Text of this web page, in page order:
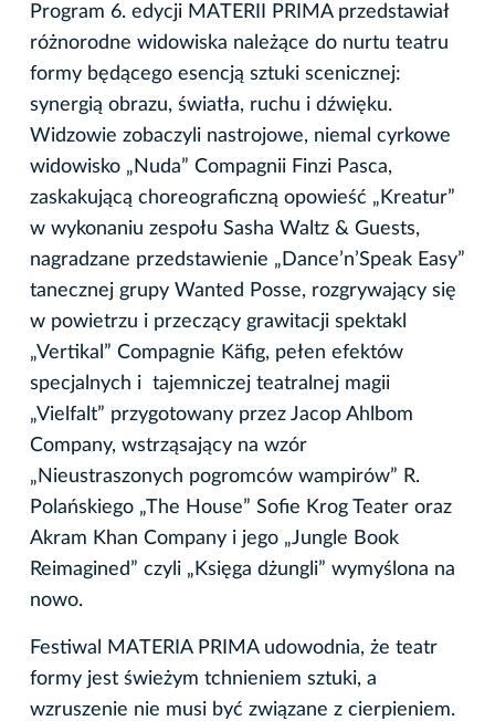
Program 6. edycji MATERII PRIMA przedstawiał
różnorodne widowiska należące do nurtu teatru
formy będącego esencją sztuki scenicznej:
synergią obrazu, światła, ruchu i dźwięku.
Widzowie zobaczyli nastrojowe, niemal cyrkowe
widowisko „Nuda” Compagnii Finzi Pasca,
zaskakującą choreograficzną opowieść „Kreatur”
w wykonaniu zespołu Sasha Waltz & Guests,
nagradzane przedstawienie „Dance’n’Speak Easy”
tanecznej grupy Wanted Posse, rozgrywający się
w powietrzu i przeczący grawitacji spektakl
„Vertikal” Compagnie Käfig, pełen efektów
specjalnych i tajemniczej teatralnej magii
„Vielfalt” przygotowany przez Jacop Ahlbom
Company, wstrząsający na wzór
„Nieustraszonych pogromców wampirów” R.
Polańskiego „The House” Sofie Krog Teater oraz
Akram Khan Company i jego „Jungle Book
Reimagined” czyli „Księga dżungli” wymyślona na
nowo.
Festiwal MATERIA PRIMA udowodnia, że teatr
formy jest świeżym tchnieniem sztuki, a
wzruszenie nie musi być związane z cierpieniem.